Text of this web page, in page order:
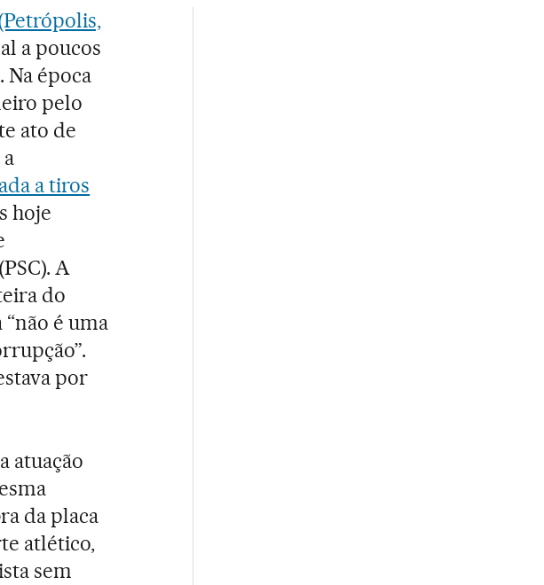
a poucos
Na época
pelo
ato de
a tiros
hoje
(PSC). A
do
é uma
por
atuação
da placa
atlético,
sem